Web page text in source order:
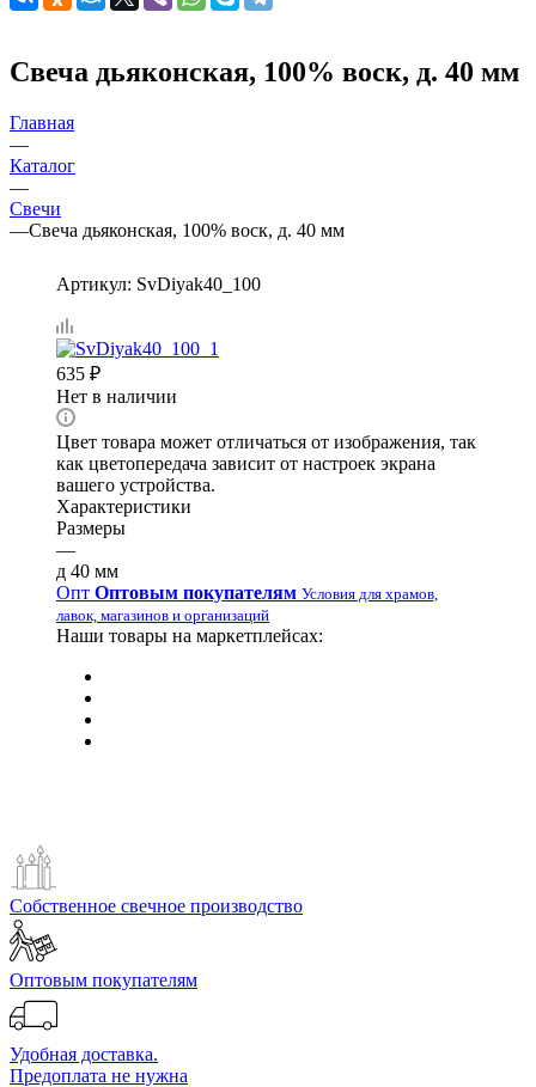
Свеча дьяконская, 100% воск, д. 40 мм
Главная
—
Каталог
—
Свечи
—Свеча дьяконская, 100% воск, д. 40 мм
Артикул: SvDiyak40_100
635 ₽
Нет в наличии
Цвет товара может отличаться от изображения, так
как цветопередача зависит от настроек экрана
вашего устройства.
Характеристики
Размеры
—
д 40 мм
Опт Оптовым покупателям Условия для храмов,
лавок, магазинов и организаций
Наши товары на маркетплейсах:
Собственное свечное производство
Оптовым покупателям
Удобная доставка.
Предоплата не нужна